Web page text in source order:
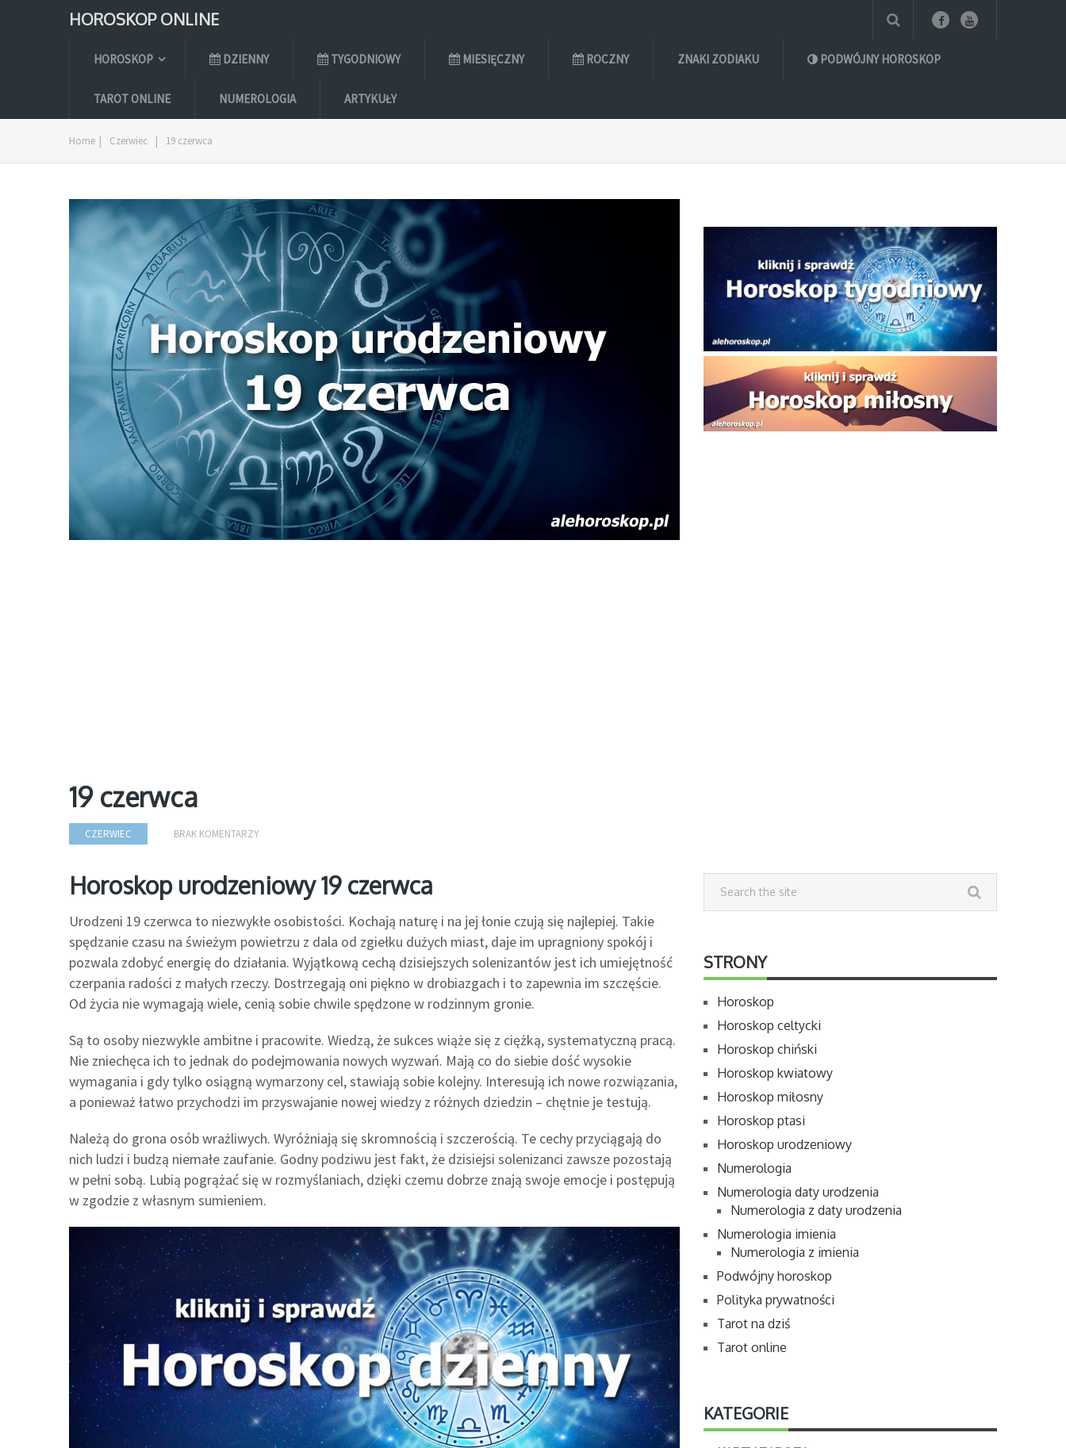
HOROSKOP ONLINE
HOROSKOP DZIENNY TYGODNIOWY MIESIĘCZNY ROCZNY ZNAKI ZODIAKU PODWÓJNY HOROSKOP
TAROT ONLINE NUMEROLOGIA ARTYKUŁY
Home | Czerwiec | 19 czerwca
19 czerwca
CZERWIEC BRAK KOMENTARZY
Horoskop urodzeniowy 19 czerwca
Urodzeni 19 czerwca to niezwykłe osobistości. Kochają naturę i na jej łonie czują się najlepiej. Takie
spędzanie czasu na świeżym powietrzu z dala od zgiełku dużych miast, daje im upragniony spokój i
pozwala zdobyć energię do działania. Wyjątkową cechą dzisiejszych solenizantów jest ich umiejętność
czerpania radości z małych rzeczy. Dostrzegają oni piękno w drobiazgach i to zapewnia im szczęście.
Od życia nie wymagają wiele, cenią sobie chwile spędzone w rodzinnym gronie.
Są to osoby niezwykle ambitne i pracowite. Wiedzą, że sukces wiąże się z ciężką, systematyczną pracą.
Nie zniechęca ich to jednak do podejmowania nowych wyzwań. Mają co do siebie dość wysokie
wymagania i gdy tylko osiągną wymarzony cel, stawiają sobie kolejny. Interesują ich nowe rozwiązania,
a ponieważ łatwo przychodzi im przyswajanie nowej wiedzy z różnych dziedzin – chętnie je testują.
Należą do grona osób wrażliwych. Wyróżniają się skromnością i szczerością. Te cechy przyciągają do
nich ludzi i budzą niemałe zaufanie. Godny podziwu jest fakt, że dzisiejsi solenizanci zawsze pozostają
w pełni sobą. Lubią pogrążać się w rozmyślaniach, dzięki czemu dobrze znają swoje emocje i postępują
w zgodzie z własnym sumieniem.
STRONY
Horoskop
Horoskop celtycki
Horoskop chiński
Horoskop kwiatowy
Horoskop miłosny
Horoskop ptasi
Horoskop urodzeniowy
Numerologia
Numerologia daty urodzenia
Numerologia z daty urodzenia
Numerologia imienia
Numerologia z imienia
Podwójny horoskop
Polityka prywatności
Tarot na dziś
Tarot online
KATEGORIE